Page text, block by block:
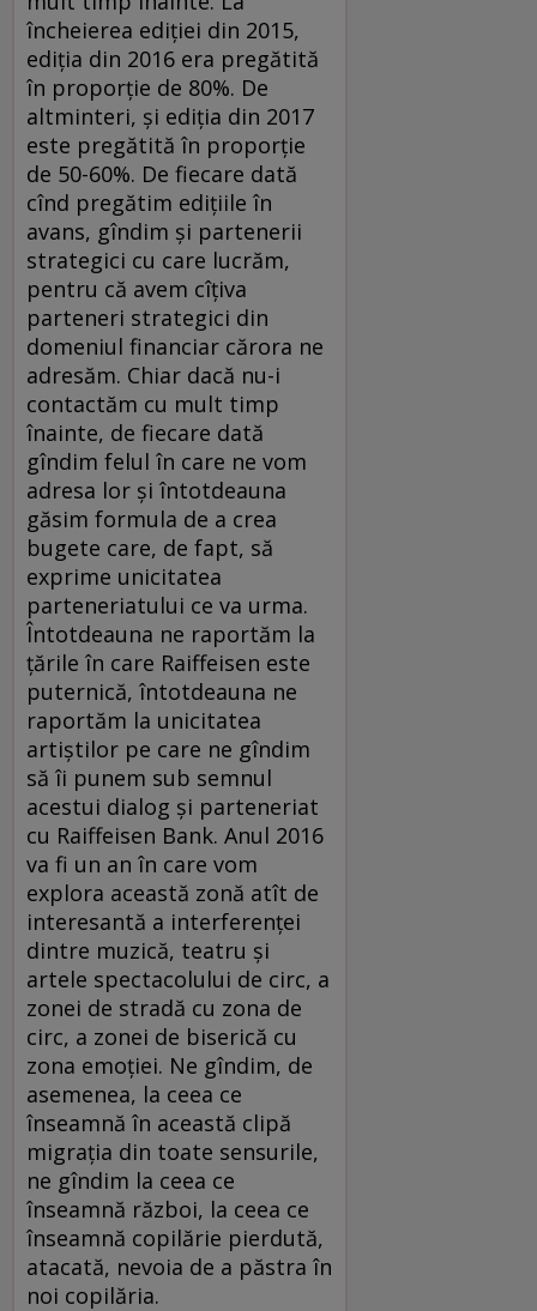
încheierea ediţiei din 2015,
ediţia din 2016 era pregătită
în proporţie de 80%. De
altminteri, şi ediţia din 2017
este pregătită în proporţie
de 50-60%. De fiecare dată
cînd pregătim ediţiile în
avans, gîndim şi partenerii
strategici cu care lucrăm,
pentru că avem cîţiva
parteneri strategici din
domeniul financiar cărora ne
adresăm. Chiar dacă nu-i
contactăm cu mult timp
înainte, de fiecare dată
gîndim felul în care ne vom
adresa lor şi întotdeauna
găsim formula de a crea
bugete care, de fapt, să
exprime unicitatea
parteneriatului ce va urma.
Întotdeauna ne raportăm la
ţările în care Raiffeisen este
puternică, întotdeauna ne
raportăm la unicitatea
artiştilor pe care ne gîndim
să îi punem sub semnul
acestui dialog şi parteneriat
cu Raiffeisen Bank. Anul 2016
va fi un an în care vom
explora această zonă atît de
interesantă a interferenţei
dintre muzică, teatru şi
artele spectacolului de circ, a
zonei de stradă cu zona de
circ, a zonei de biserică cu
zona emoţiei. Ne gîndim, de
asemenea, la ceea ce
înseamnă în această clipă
migraţia din toate sensurile,
ne gîndim la ceea ce
înseamnă război, la ceea ce
înseamnă copilărie pierdută,
atacată, nevoia de a păstra în
noi copilăria.